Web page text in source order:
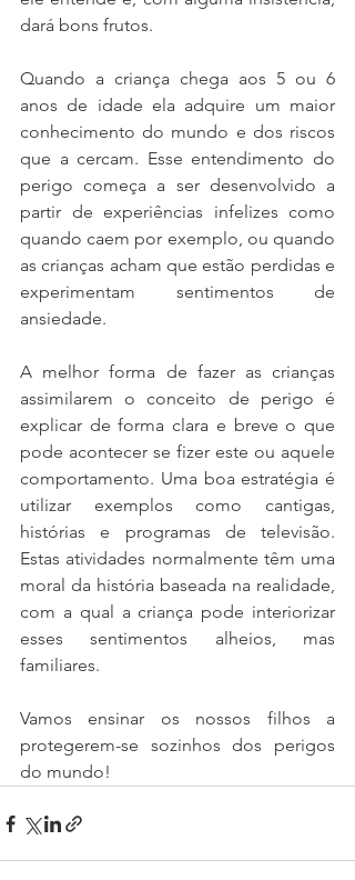
dará bons frutos.
Quando a criança chega aos 5 ou 6
anos de idade ela adquire um maior
conhecimento do mundo e dos riscos
que a cercam. Esse entendimento do
perigo começa a ser desenvolvido a
partir de experiências infelizes como
quando caem por exemplo, ou quando
as crianças acham que estão perdidas e
experimentam sentimentos de
ansiedade.
A melhor forma de fazer as crianças
assimilarem o conceito de perigo é
explicar de forma clara e breve o que
pode acontecer se fizer este ou aquele
comportamento. Uma boa estratégia é
utilizar exemplos como cantigas,
histórias e programas de televisão.
Estas atividades normalmente têm uma
moral da história baseada na realidade,
com a qual a criança pode interiorizar
esses sentimentos alheios, mas
familiares.
Vamos ensinar os nossos filhos a
protegerem-se sozinhos dos perigos
do mundo!